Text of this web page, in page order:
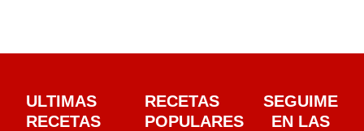
ULTIMAS
RECETAS
RECETAS
POPULARES
SEGUIME
EN LAS